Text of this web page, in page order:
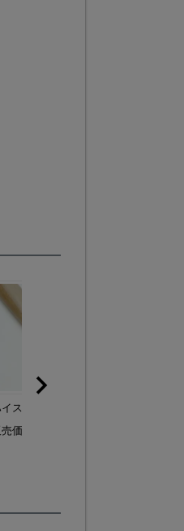
ス変形刀 外丸刀
価格